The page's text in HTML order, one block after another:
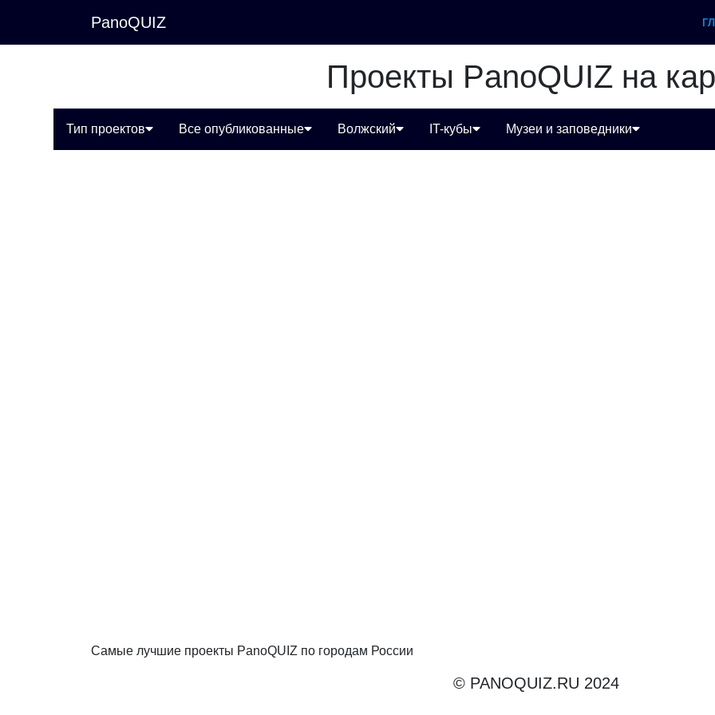
PanoQUIZ
Проекты PanoQUIZ на
Тип проектов Все опубликованные Волжский IT-кубы Музеи и заповедники
Самые лучшие проекты PanoQUIZ по городам России
© PANOQUIZ.RU 2024